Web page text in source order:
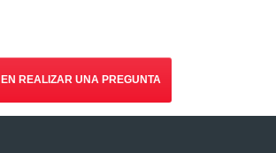
REALIZAR UNA PREGUNTA